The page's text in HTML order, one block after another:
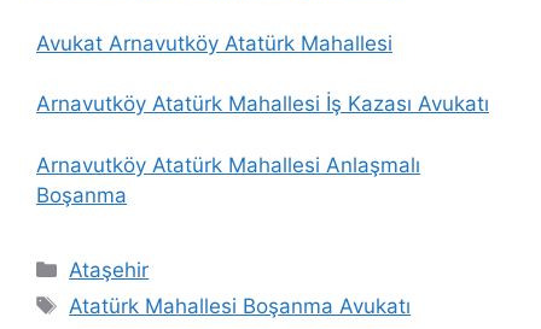
Avukat Arnavutköy Atatürk Mahallesi
Arnavutköy Atatürk Mahallesi İş Kazası Avukatı
Arnavutköy Atatürk Mahallesi Anlaşmalı
Boşanma
Kategoriler
Ataşehir
Etiketler
Atatürk Mahallesi Boşanma Avukatı